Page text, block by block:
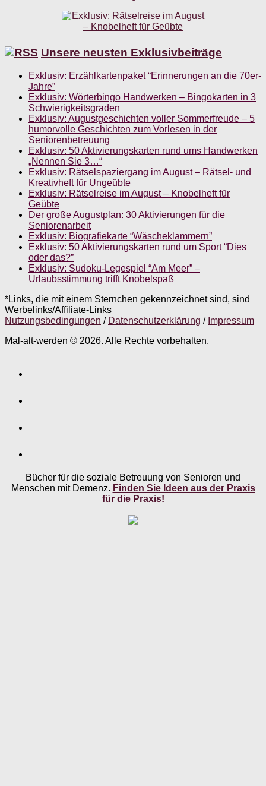
Unsere neusten Exklusivbeiträge
Exklusiv: Erzählkartenpaket “Erinnerungen an die 70er-
Jahre”
Exklusiv: Wörterbingo Handwerken – Bingokarten in 3
Schwierigkeitsgraden
Exklusiv: Augustgeschichten voller Sommerfreude – 5
humorvolle Geschichten zum Vorlesen in der
Seniorenbetreuung
Exklusiv: 50 Aktivierungskarten rund ums Handwerken
„Nennen Sie 3…“
Exklusiv: Rätselspaziergang im August – Rätsel- und
Kreativheft für Ungeübte
Exklusiv: Rätselreise im August – Knobelheft für
Geübte
Der große Augustplan: 30 Aktivierungen für die
Seniorenarbeit
Exklusiv: Biografiekarte “Wäscheklammern”
Exklusiv: 50 Aktivierungskarten rund um Sport “Dies
oder das?”
Exklusiv: Sudoku-Legespiel “Am Meer” –
Urlaubsstimmung trifft Knobelspaß
*Links, die mit einem Sternchen gekennzeichnet sind, sind
Werbelinks/Affiliate-Links
Nutzungsbedingungen / Datenschutzerklärung / Impressum
Mal-alt-werden © 2026. Alle Rechte vorbehalten.
Bücher für die soziale Betreuung von Senioren und
Menschen mit Demenz. Finden Sie Ideen aus der Praxis
für die Praxis!